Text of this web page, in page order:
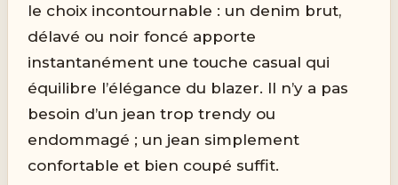
le choix incontournable : un denim brut,
délavé ou noir foncé apporte
instantanément une touche casual qui
équilibre l’élégance du blazer. Il n’y a pas
besoin d’un jean trop trendy ou
endommagé ; un jean simplement
confortable et bien coupé suffit.